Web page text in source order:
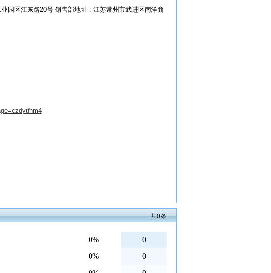
园区江东路20号 销售部地址：江苏常州市武进区南洋商
共0条